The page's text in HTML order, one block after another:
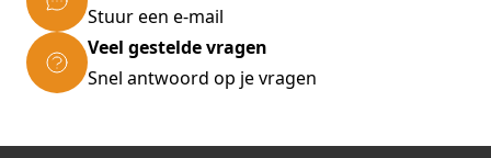
Stuur een e-mail
Veel gestelde vragen
Snel antwoord op je vragen